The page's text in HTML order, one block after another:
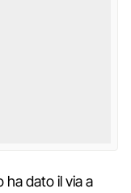
dato il via a